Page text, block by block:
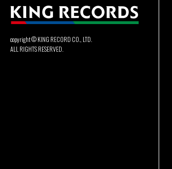
copyright © KING RECORD CO., LTD.
ALL RIGHTS RESERVED.